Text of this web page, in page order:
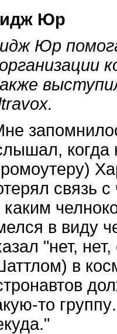
Юр
Юр
.
когда
связь
каким
в виду
"нет,
в
-то группу
."